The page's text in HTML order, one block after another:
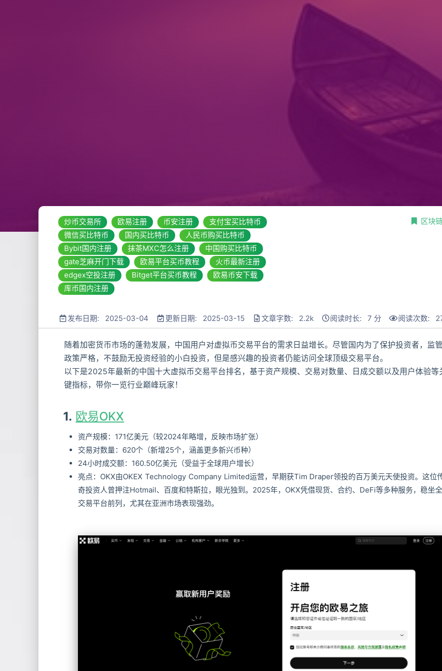
炒币交易所 欧易注册 币安注册
支付宝买比特币
微信买比特币
国内买比特币
人民币购买比特币
Bybit国内注册
抹茶MXC怎么注册
中国购买比特币
gate芝麻开门下载
欧易平台买币教程
火币最新注册
edgex空投注册
Bitget平台买币教程
欧易币安下载
库币国内注册
区块
发布日期: 2025-03-04 更新日期: 2025-03-15 文章字数: 2.2k 阅读时长: 7 分 阅读次数:
随着加密货币市场的蓬勃发展，中国用户对虚拟币交易平台的需求日益增长。尽管国内为了保护投资者，监
政策严格，不鼓励无投资经验的小白投资，但是感兴趣的投资者仍能访问全球顶级交易平台。
以下是2025年最新的中国十大虚拟币交易平台排名，基于资产规模、交易对数量、日成交额以及用户体验等
键指标，带你一览行业巅峰玩家！
1. 欧易OKX
资产规模：171亿美元（较2024年略增，反映市场扩张）
交易对数量：620个（新增25个，涵盖更多新兴币种）
24小时成交额：160.50亿美元（受益于全球用户增长）
亮点：OKX由OKEX Technology Company Limited运营，早期获Tim Draper领投的百万美元天使投资。这位
奇投资人曾押注Hotmail、百度和特斯拉，眼光独到。2025年，OKX凭借现货、合约、DeFi等多种服务，稳坐
交易平台前列，尤其在亚洲市场表现强劲。